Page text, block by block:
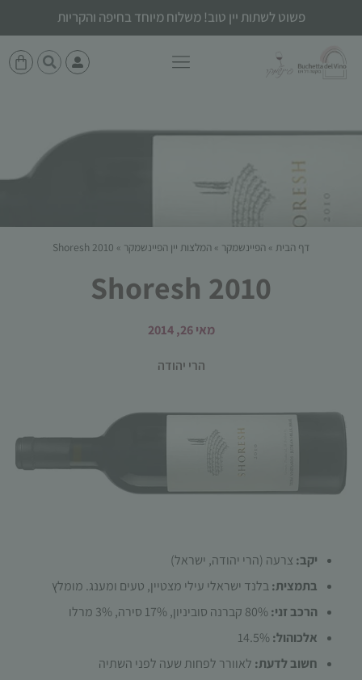
פשוט לשתות יין טוב! משלוח מיוחד בחיפה והקריות
דף הבית » הפיינשמקר » המלצות יין הפיינשמקר »
Shoresh 2010
Shoresh 2010
מאי 26, 2014
הרי יהודה
יקב: צרעה (הרי יהודה, ישראל)
בתמצית:בלנד ישראלי עילי מצטיין, טעים ומענג. מומלץ
הרכב זני:
אלכוהול:
חשוב לדעת: לאוורר לפחות שעה לפני השתיה
הם נדרשים
להפעלת